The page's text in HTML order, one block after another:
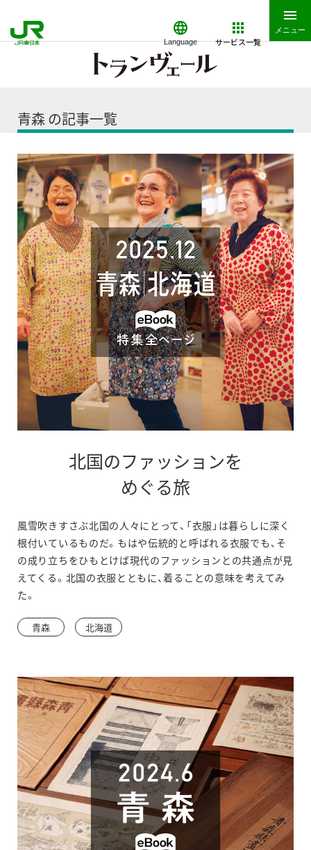
Language サービス一覧
メニュー
青森 の記事一覧
北国のファッションを
めぐる旅
ィ
ン
ド
き
ま
す
風雪吹きすさぶ北国の人々にとって、「衣服」は暮らしに深く
根付いているものだ。もはや伝統的と呼ばれる衣服でも、そ
の成り立ちをひもとけば現代のファッションとの共通点が見
えてくる。北国の衣服とともに、着ることの意味を考えてみ
た。
青森 北海道